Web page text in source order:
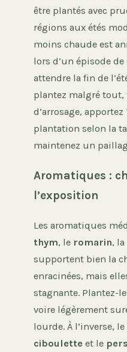
être plantés avec
régions aux étés
moins chaude est
lors d’un épisode
attendre la fin de
plantez malgré
d’arrosage, apportez
plantation selon la
maintenez un
Aromatiques :
l’exposition
Les aromatiques
thym, le romarin, la
supportent bien la
enracinées, mais
stagnante. Plantez-
voire légèrement
lourde. À l’inverse, le
ciboulette et le